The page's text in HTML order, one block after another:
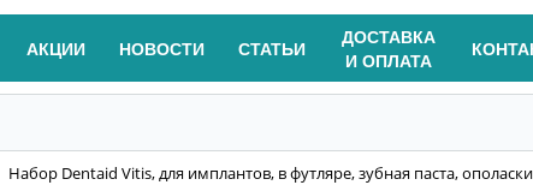
АКЦИИ НОВОСТИ СТАТЬИ
ДОСТАВКА
И ОПЛАТА
Набор Dentaid Vitis, для имплантов, в футляре, зубная паста,